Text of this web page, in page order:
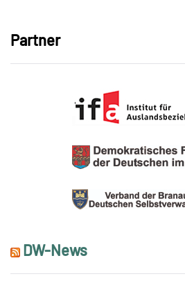
Partner
DW-News